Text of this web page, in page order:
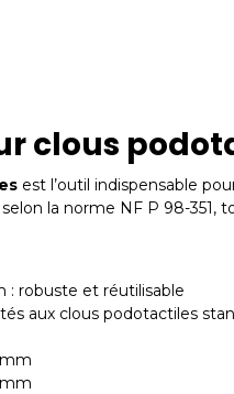
clous
est l’outil indispensable
selon la norme NF P 98-351,
: robuste et réutilisable
aux clous podotactiles